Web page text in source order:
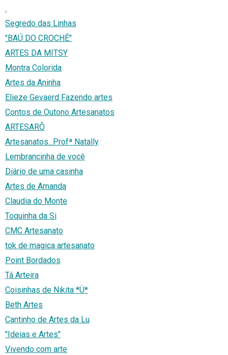
.
Segredo das Linhas
"BAÚ DO CROCHÊ"
ARTES DA MITSY
Montra Colorida
Artes da Aninha
Elieze Gevaerd Fazendo artes
Contos de Outono Artesanatos
ARTESARÔ
Artesanatos...Profª Natally
Lembrancinha de você
Diário de uma casinha
Artes de Amanda
Claudia do Monte
Toquinha da Si
CMC Artesanato
tok de magica artesanato
Point Bordados
Tá Arteira
Coisinhas de Nikita *Ü*
Beth Artes
Cantinho de Artes da Lu
"Ideias e Artes"
Vivendo com arte